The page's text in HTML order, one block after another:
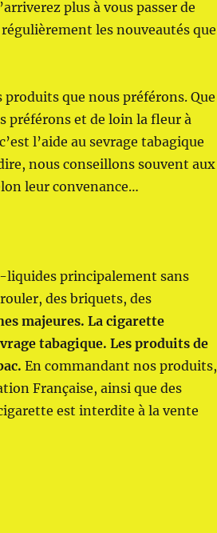
plus à vous passer de
les nouveautés que
que nous préférons. Que
préférons et de loin la fleur à
l’aide au sevrage tabagique
nous conseillons souvent aux
leur convenance…
liquides principalement sans
des briquets, des
majeures. La cigarette
tabagique. Les produits de
En commandant nos produits,
Française, ainsi que des
est interdite à la vente